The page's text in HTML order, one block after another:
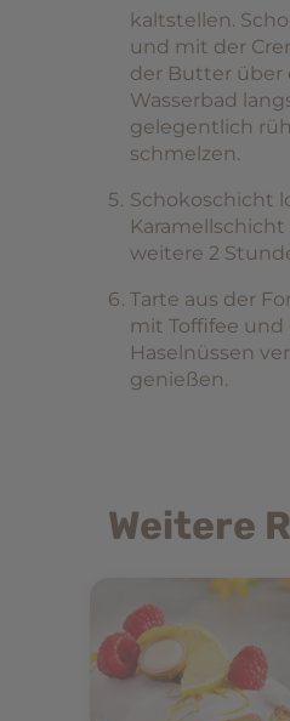
kaltstellen.
und mit der
der Butter über
Wasserbad
gelegentlich
schmelzen.
Schokoschicht
weitere 2
Tarte aus der
mit Toffifee
Haselnüssen
genießen.
Weitere